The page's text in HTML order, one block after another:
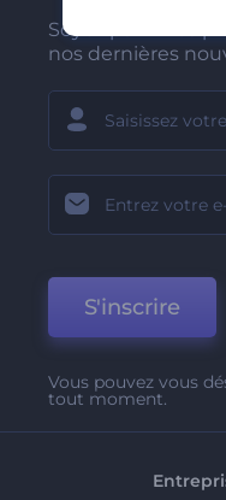
Soyez parmi les
nos dernières
S'inscrire
Vous pouvez vous
tout moment.